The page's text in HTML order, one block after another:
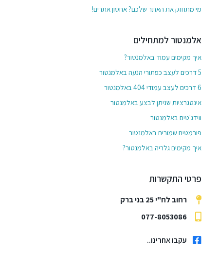
מי מתחזק את האתר שלכם? אחסון אתרים!
אלמנטור למתחילים
איך מקימים עמוד באלמנטור?
5 דרכים לעצב כפתורי הנעה באלמנטור
6 דרכים לעצב עמודי 404 באלמנטור
אינטגרציות שניתן לבצע באלמנטור
ווידג'טים באלמנטור
פורמטים שמורים באלמנטור
איך מקימים גלריה באלמנטור?
פרטי התקשרות
רחוב לח"י 25 בני ברק
077-8053086
עקבו אחרינו..